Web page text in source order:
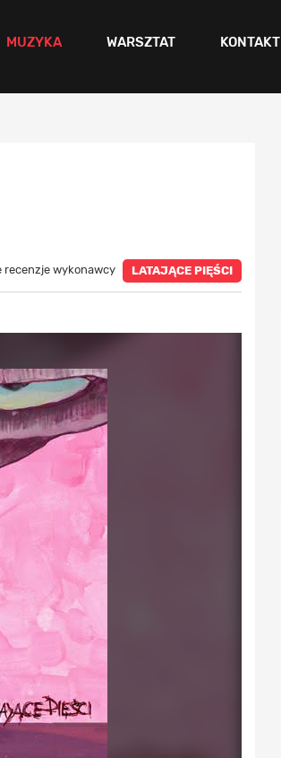
MUZYKA WARSZTAT KONTAKT
recenzje wykonawcy LATAJĄCE PIĘŚCI